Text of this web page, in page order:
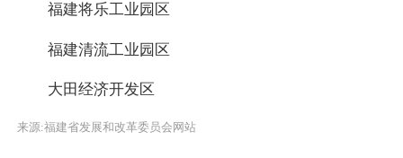
福建将乐工业园区
福建清流工业园区
大田经济开发区
来源:福建省发展和改革委员会网站